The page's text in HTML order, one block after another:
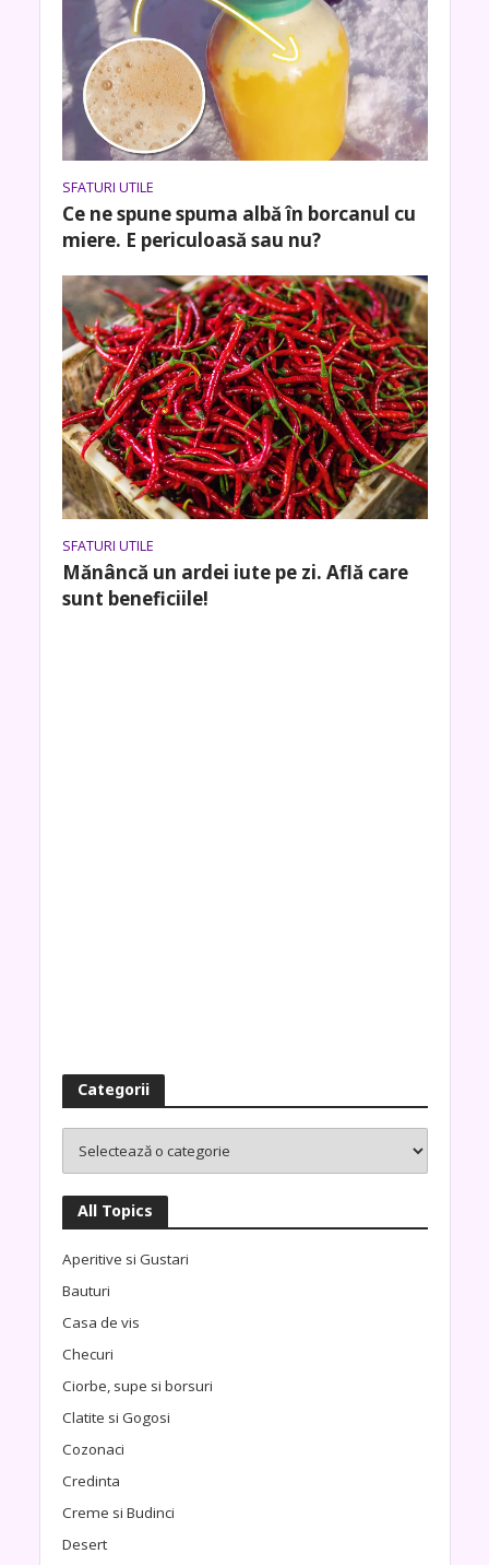
SFATURI UTILE
Ce ne spune spuma albă în borcanul cu
miere. E periculoasă sau nu?
SFATURI UTILE
Mănâncă un ardei iute pe zi. Află care
sunt beneficiile!
Categorii
All Topics
Aperitive si Gustari
Bauturi
Casa de vis
Checuri
Ciorbe, supe si borsuri
Clatite si Gogosi
Cozonaci
Credinta
Creme si Budinci
Desert